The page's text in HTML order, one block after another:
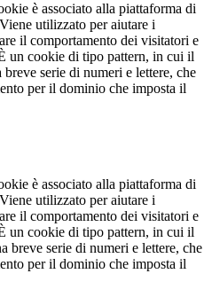
è associato alla piattaforma di
utilizzato per aiutare i
il comportamento dei visitatori e
un cookie di tipo pattern, in cui il
serie di numeri e lettere, che
per il dominio che imposta il
è associato alla piattaforma di
utilizzato per aiutare i
il comportamento dei visitatori e
un cookie di tipo pattern, in cui il
breve serie di numeri e lettere, che
per il dominio che imposta il